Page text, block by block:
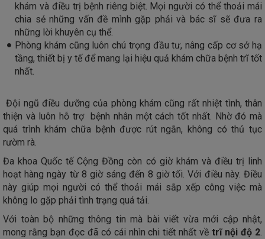
khám và điều trị bệnh riêng biệt. Mọi người có thể thoải mái
chia sẻ những vấn đề mình gặp phải và bác sĩ sẽ đưa ra
những lời khuyên cụ thể.
Phòng khám cũng luôn chú trọng đầu tư, nâng cấp cơ sở hạ
tầng, thiết bị y tế để mang lại hiệu quả khám chữa bệnh trĩ tốt
nhất.
Đội ngũ điều dưỡng của phòng khám cũng rất nhiệt tình, thân
thiện và luôn hỗ trợ bệnh nhân một cách tốt nhất. Nhờ đó mà
quá trình khám chữa bệnh được rút ngắn, không có thủ tục
rườm rà.
Đa khoa Quốc tế Cộng Đồng còn có giờ khám và điều trị linh
hoạt hàng ngày từ 8 giờ sáng đến 8 giờ tối. Với điều này. Điều
này giúp mọi người có thể thoải mái sắp xếp công việc mà
không lo gặp phải tình trạng quá tải.
Với toàn bộ những thông tin mà bài viết vừa mới cập nhật,
mong rằng bạn đọc đã có cái nhìn chi tiết nhất về trĩ nội độ 2.